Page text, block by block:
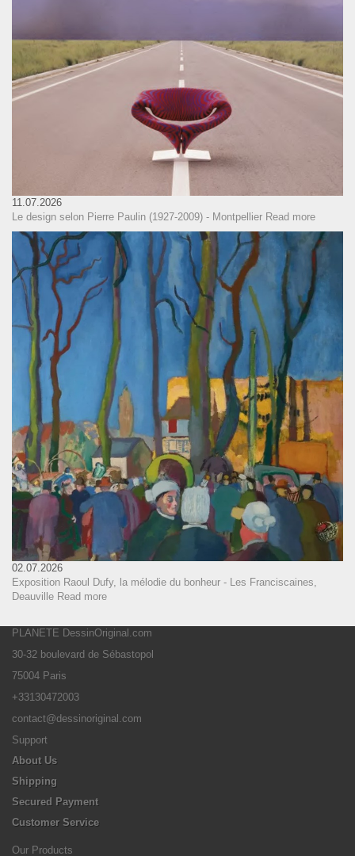
11.07.2026
Le design selon Pierre Paulin (1927-2009) - Montpellier Read more
02.07.2026
Exposition Raoul Dufy, la mélodie du bonheur - Les Franciscaines,
Deauville Read more
PLANETE DessinOriginal.com
30-32 boulevard de Sébastopol
75004 Paris
+33130472003
contact@dessinoriginal.com
Support
About Us
Shipping
Secured Payment
Customer Service
Our Products